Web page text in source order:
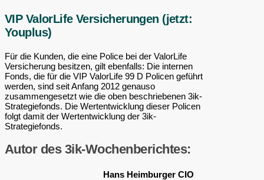
VIP ValorLife Versicherungen (jetzt:
Youplus)
Für die Kunden, die eine Police bei der ValorLife
Versicherung besitzen, gilt ebenfalls: Die internen
Fonds, die für die VIP ValorLife 99 D Policen geführt
werden, sind seit Anfang 2012 genauso
zusammengesetzt wie die oben beschriebenen 3ik-
Strategiefonds. Die Wertentwicklung dieser Policen
folgt damit der Wertentwicklung der 3ik-
Strategiefonds.
Autor des 3ik-Wochenberichtes:
Hans Heimburger CIO